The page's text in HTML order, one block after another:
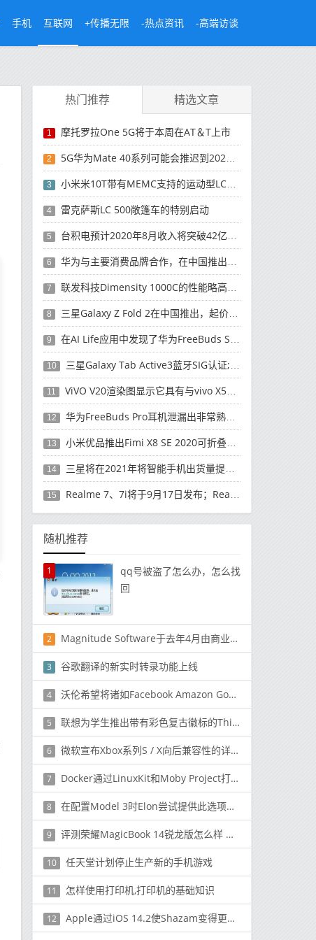
手机 互联网 +传播无限 -热点资讯 -高端访谈
热门推荐 精选文章
1 摩托罗拉One 5G将于本周在AT＆T上市
2 5G华为Mate 40系列可能会推迟到2021年
3 小米米10T带有MEMC支持的运动型LCD屏幕
4 雷克萨斯LC 500敞篷车的特别启动
5 台积电预计2020年8月收入将突破42亿美元，创历史新高
6 华为与主要消费品牌合作，在中国推出采用HarmonyOS 2.0的智能家居产品
7 联发科技Dimensity 1000C的性能略高于Snapdragon 765G
8 三星Galaxy Z Fold 2在中国推出，起价为16,999元
9 在AI Life应用中发现了华为FreeBuds Studio耳机
10 三星Galaxy Tab Active3蓝牙SIG认证; 发布可能快要结束了
11 ViVO V20渲染图显示它具有与vivo X50 Pro类似的后部设计
12 华为FreeBuds Pro耳机泄漏出非常熟悉的设计
13 小米优品推出Fimi X8 SE 2020可折叠无人机
14 三星将在2021年将智能手机出货量提高至3亿部
15 Realme 7、7i将于9月17日发布；Realme 7i的完整规格并导致泄漏
随机推荐
1
qq号被盗了怎么办，怎么找
回
2 Magnitude Software于去年4月由商业智能制造商Noetix和数据管理提供商Kalido合并而成
3 谷歌翻译的新实时转录功能上线
4 沃伦希望将诸如Facebook Amazon Google和Apple之类的科技巨头瓦解
5 联想为学生推出带有彩色复古徽标的ThinkPad 11e Yoga 6th Gen
6 微软宣布Xbox系列S / X向后兼容性的详细信息
7 Docker通过LinuxKit和Moby Project打开容器平台
8 在配置Model 3时Elon尝试提供此选项只是时间问题
9 评测荣耀MagicBook 14锐龙版怎么样 轻薄时尚性能强悍
10 任天堂计划停止生产新的手机游戏
11 怎样使用打印机,打印机的基础知识
12 Apple通过iOS 14.2使Shazam变得更加重要